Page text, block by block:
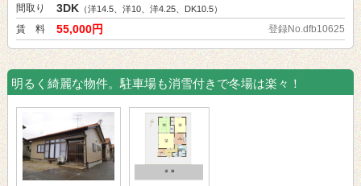
間取り 3DK （洋14.5、洋10、洋4.25、DK10.5）
賃 料 55,000円 登録No.dfb10625
明るく綺麗な物件。駐車場も消雪付きで冬場は楽々！